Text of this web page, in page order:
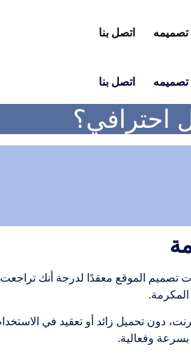
تصميمه اتصل بنا
تصميمه اتصل بنا
احترافي؟
الموقع معقدًا لدرجة أنك تراجعت
دون تحميل زائد أو تعقيد في
وفعالية.